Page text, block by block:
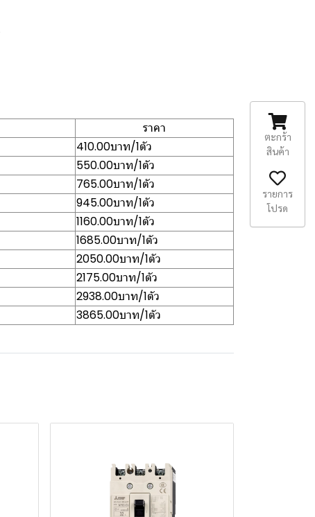
ราคา
410.00บาท/1ตัว
550.00บาท/1ตัว
765.00บาท/1ตัว
945.00บาท/1ตัว
1160.00บาท/1ตัว
1685.00บาท/1ตัว
2050.00บาท/1ตัว
2175.00บาท/1ตัว
2938.00บาท/1ตัว
3865.00บาท/1ตัว
ตะกร้า
สินค้า
รายการ
โปรด